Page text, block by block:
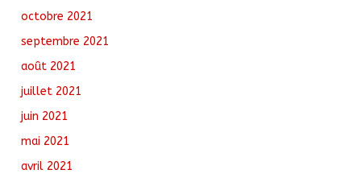
octobre 2021
septembre 2021
août 2021
juillet 2021
juin 2021
mai 2021
avril 2021